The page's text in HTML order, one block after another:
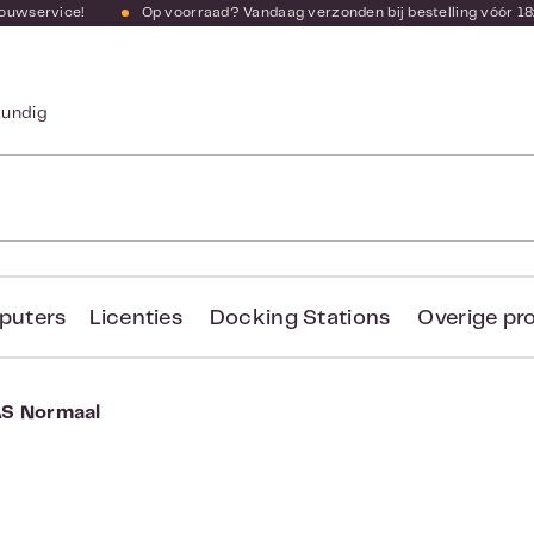
Op voorraad? Vandaag verzonden bij bestelling vóór
Licenties Docking Stations Overige
Normaal